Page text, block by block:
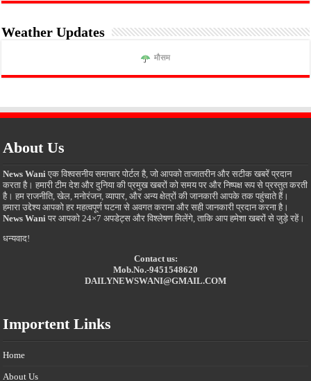
Weather Updates
मौसम
About Us
News Wani एक विश्वसनीय समाचार पोर्टल है, जो आपको ताजातरीन और सटीक खबरें प्रदान
करता है। हमारी टीम देश और दुनिया की प्रमुख खबरों को समय पर और निष्पक्ष रूप से प्रस्तुत करती
है। हम राजनीति, खेल, मनोरंजन, व्यापार, और अन्य क्षेत्रों की जानकारी आपके तक पहुंचाते हैं।
हमारा उद्देश्य आपको हर महत्वपूर्ण घटना से अवगत कराना और सही जानकारी प्रदान करना है।
News Wani पर आपको 24×7 अपडेट्स और विश्लेषण मिलेंगे, ताकि आप हमेशा खबरों से जुड़े रहें।
धन्यवाद!
Contact us:
Mob.No.-9451548620
DAILYNEWSWANI@GMAIL.COM
Importent Links
Home
About Us